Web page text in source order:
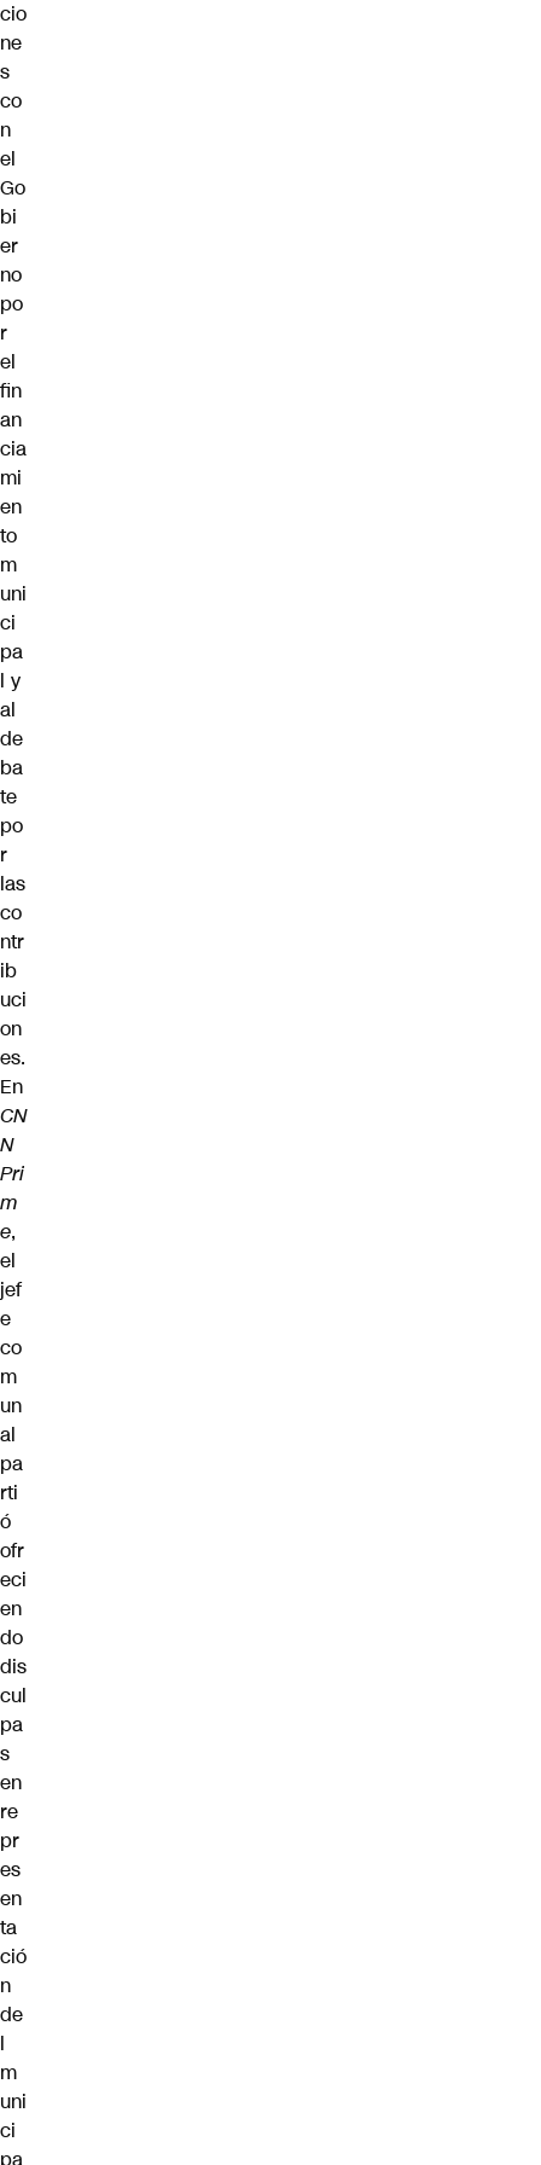
cio
ne
s
co
n
el
Go
bi
er
no
po
r
el
fin
an
cia
mi
en
to
m
uni
ci
pa
l y
al
de
ba
te
po
r
las
co
ntr
ib
uci
on
es.
En
CN
N
Pri
m
e,
el
jef
e
co
m
un
al
pa
rti
ó
ofr
eci
en
do
dis
cul
pa
s
en
re
pr
es
en
ta
ció
n
de
l
m
uni
ci